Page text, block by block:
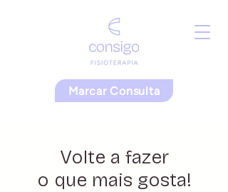
Marcar Consulta
Volte a fazer
o que mais gosta!